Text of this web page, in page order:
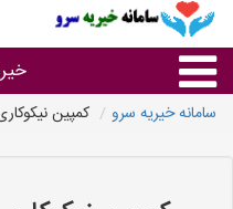
سامانه خیریه سرو کمپین